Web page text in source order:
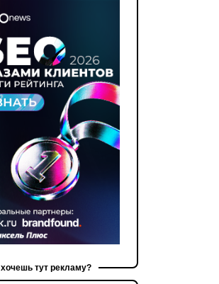
хочешь тут рекламу?